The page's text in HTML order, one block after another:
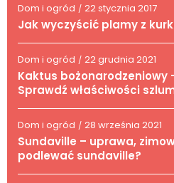
Dom i ogród / 22 stycznia 2017
Jak wyczyścić plamy z
Dom i ogród / 22 grudnia 2021
Kaktus bożonarodzeniowy
Sprawdź właściwości
Dom i ogród / 28 września 2021
Sundaville – uprawa,
podlewać sundaville?